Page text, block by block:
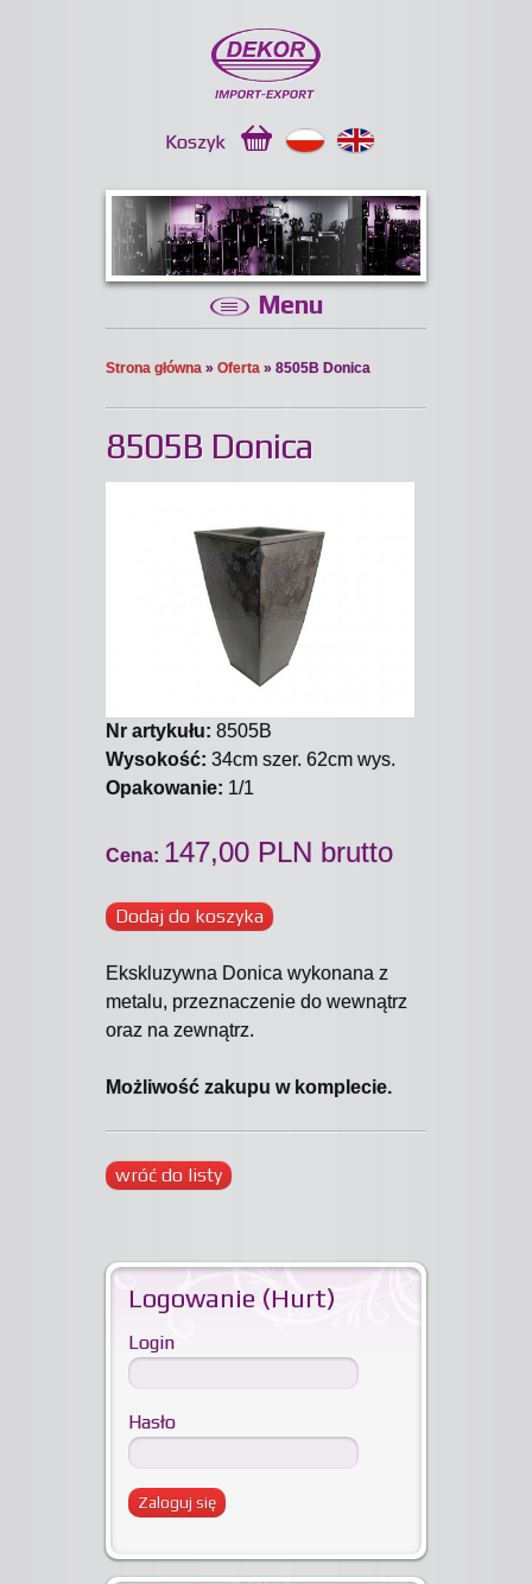
Koszyk
Menu
Strona główna » Oferta » 8505B Donica
8505B Donica
Nr artykułu: 8505B
Wysokość: 34cm szer. 62cm wys.
Opakowanie: 1/1
Cena: 147,00 PLN brutto
Dodaj do koszyka
Ekskluzywna Donica wykonana z
metalu, przeznaczenie do wewnątrz
oraz na zewnątrz.
Możliwość zakupu w komplecie.
wróć do listy
Logowanie (Hurt)
Login
Hasło